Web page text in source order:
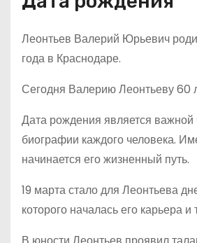
Леонтьев Валерий Юрьевич
года в Краснодаре.
Сегодня Валерию Леонтьеву 60
Дата рождения является важной
биографии каждого человека.
начинается его жизненный путь.
19 марта стало для Леонтьева
которого началась его карьера и